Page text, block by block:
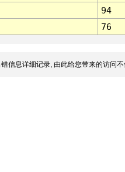
94
76
信息详细记录, 由此给您带来的访问